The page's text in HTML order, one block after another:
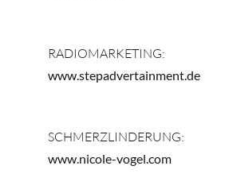
RADIOMARKETING:
www.stepadvertainment.de
SCHMERZLINDERUNG:
www.nicole-vogel.com